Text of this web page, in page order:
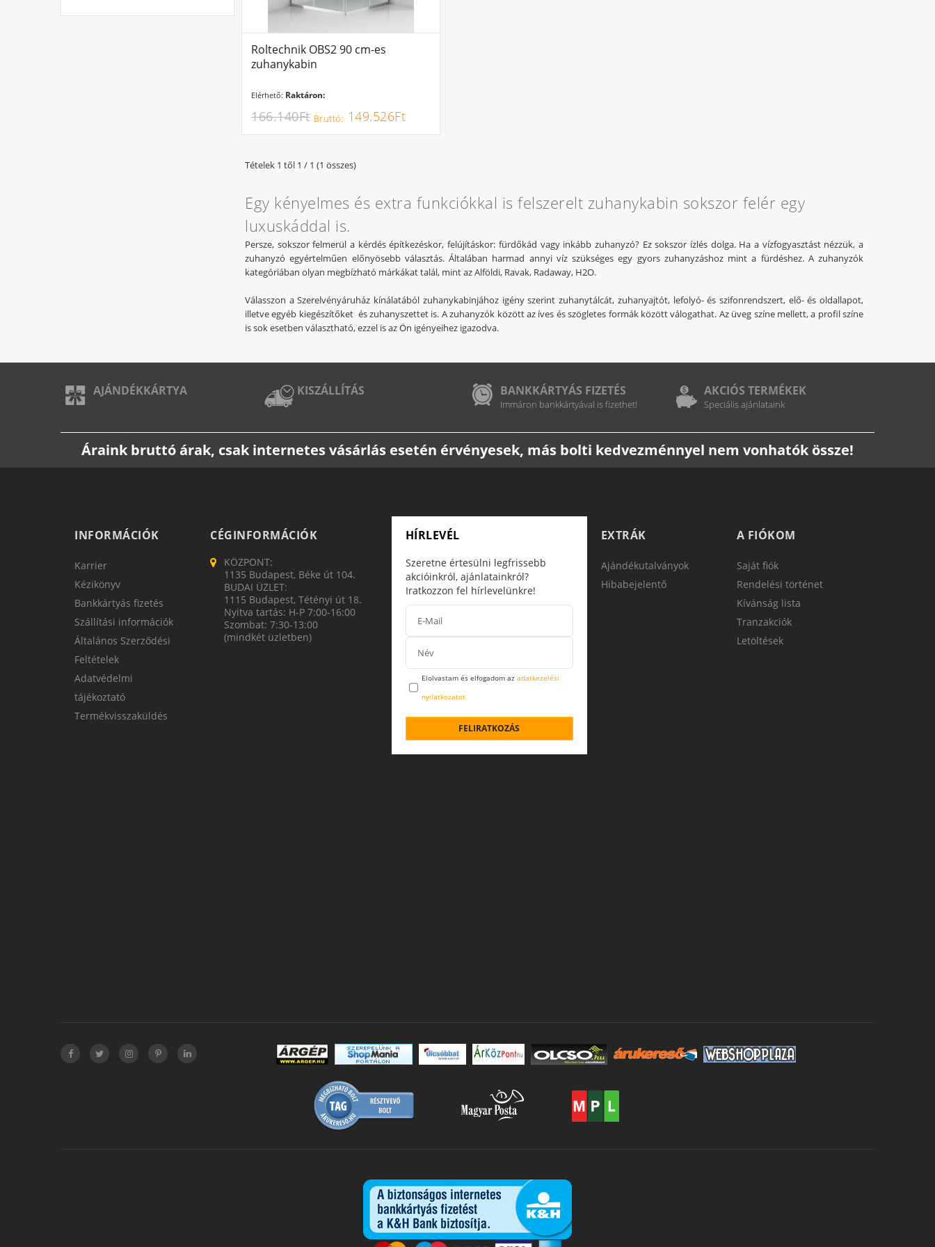
Roltechnik OBS2 90 cm-es
zuhanykabin
Elérhető: Raktáron:
149.526Ft
166.140Ft
Tételek 1 től 1 / 1 (1 összes)
Egy kényelmes és extra funkciókkal is felszerelt zuhanykabin sokszor felér egy
luxuskáddal is.
Persze, sokszor felmerül a kérdés építkezéskor, felújításkor: fürdőkád vagy inkább zuhanyzó? Ez sokszor ízlés dolga. Ha a vízfogyasztást nézzük, a
zuhanyzó egyértelműen előnyösebb választás. Általában harmad annyi víz szükséges egy gyors zuhanyzáshoz mint a fürdéshez. A zuhanyzók
kategóriában olyan megbízható márkákat talál, mint az Alföldi, Ravak, Radaway, H2O.
Válasszon a Szerelvényáruház kínálatából zuhanykabinjához igény szerint zuhanytálcát, zuhanyajtót, lefolyó- és szifonrendszert, elő- és oldallapot,
illetve egyéb kiegészítőket és zuhanyszettet is. A zuhanyzók között az íves és szögletes formák között válogathat. Az üveg színe mellett, a profil színe
is sok esetben választható, ezzel is az Ön igényeihez igazodva.
AJÁNDÉKKÁRTYA KISZÁLLÍTÁS BANKKÁRTYÁS FIZETÉS
Immáron bankkártyával is fizethet!
AKCIÓS TERMÉKEK
Speciális ajánlataink
Áraink bruttó árak, csak internetes vásárlás esetén érvényesek, más bolti kedvezménnyel nem vonhatók össze!
INFORMÁCIÓK
Karrier
Kézikönyv
Bankkártyás fizetés
Szállítási információk
Általános Szerződési
Feltételek
Adatvédelmi
tájékoztató
Termékvisszaküldés
CÉGINFORMÁCIÓK
KÖZPONT:
1135 Budapest, Béke út 104.
BUDAI ÜZLET:
1115 Budapest, Tétényi út 18.
Nyitva tartás: H-P 7:00-16:00
Szombat: 7:30-13:00
(mindkét üzletben)
HÍRLEVÉL
Szeretne értesülni legfrissebb
akcióinkról, ajánlatainkról?
Iratkozzon fel hírlevelünkre!
Elolvastam és elfogadom az adatkezelési
nyilatkozatot
FELIRATKOZÁS
EXTRÁK
Ajándékutalványok
Hibabejelentő
A FIÓKOM
Saját fiók
Rendelési történet
Kívánság lista
Tranzakciók
Letöltések